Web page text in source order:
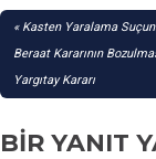
YAZI
GEZINMESI
Kasten Yaralama
Beraat Kararının
Yargıtay Kararı
BIR YANIT